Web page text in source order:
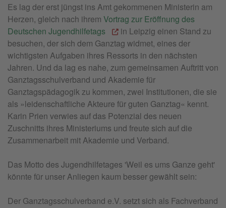
Es lag der erst jüngst ins Amt gekommenen Ministerin am
Herzen, gleich nach ihrem Vortrag zur Eröffnung des
Deutschen Jugendhilfetags
in Leipzig einen Stand zu
besuchen, der sich dem Ganztag widmet, eines der
wichtigsten Aufgaben ihres Ressorts in den nächsten
Jahren. Und da lag es nahe, zum gemeinsamen Auftritt von
Ganztagsschulverband und Akademie für
Ganztagspädagogik zu kommen, zwei Institutionen, die sie
als »leidenschaftliche Akteure für guten Ganztag« kennt.
Karin Prien verwies auf das Potenzial des neuen
Zuschnitts ihres Ministeriums und freute sich auf die
Zusammenarbeit mit Akademie und Verband.
Das Motto des Jugendhilfetages 'Weil es ums Ganze geht'
könnte für unser Anliegen kaum besser gewählt sein:
Der Ganztagsschulverband e.V. setzt sich als Fachverband